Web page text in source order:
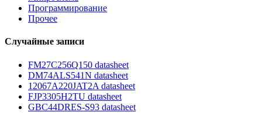
Программирование
Прочее
Случайные записи
FM27C256Q150 datasheet
DM74ALS541N datasheet
12067A220JAT2A datasheet
FJP3305H2TU datasheet
GBC44DRES-S93 datasheet